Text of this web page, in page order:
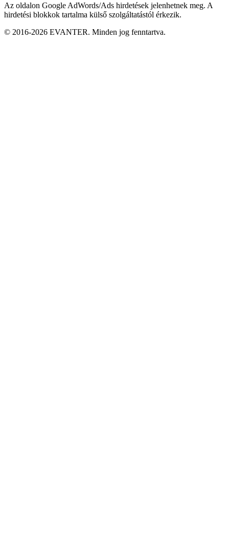
Az oldalon Google AdWords/Ads hirdetések jelenhetnek meg. A
hirdetési blokkok tartalma külső szolgáltatástól érkezik.
© 2016-2026 EVANTER. Minden jog fenntartva.